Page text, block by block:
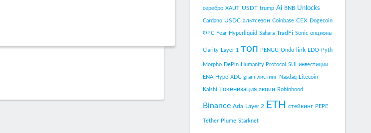
серебро XAUT USDT trump Ai BNB Unlocks
Cardano USDC альтсезон Coinbase CEX Dogecoin
ФРС Fear Hyperliquid Sahara TradFi Sonic опционы
Clarity Layer 1 топ PENGU Ondo link LDO Pyth
Morpho DePin Humanity Protocol SUI инвестиции
ENA Hype XDC gram листинг Nasdaq Litecoin
Kalshi токенизация акции Robinhood
Binance Ada Layer 2 ETH стейкинг PEPE
Tether Plume Starknet